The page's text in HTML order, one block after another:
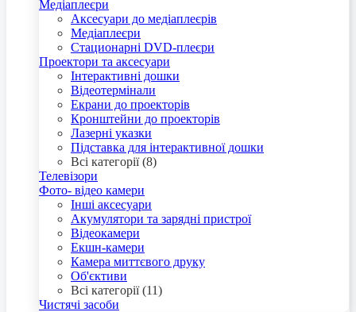
Медіаплеєри
Аксесуари до медіаплеєрів
Медіаплеєри
Стационарні DVD-плеєри
Проектори та аксесуари
Інтерактивні дошки
Відеотермінали
Екрани до проекторів
Кронштейни до проекторів
Лазерні указки
Підставка для інтерактивної дошки
Всі категорії (8)
Телевізори
Фото- відео камери
Інші аксесуари
Акумулятори та зарядні пристрої
Відеокамери
Екшн-камери
Камера миттєвого друку
Об'єктиви
Всі категорії (11)
Чистячі засоби